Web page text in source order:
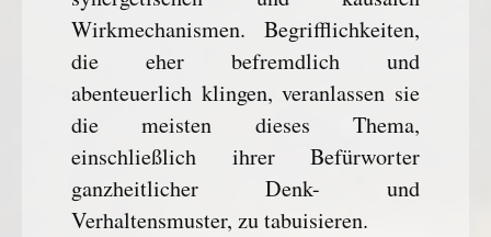
Wirkmechanismen. Begrifflichkeiten,
die eher befremdlich und
abenteuerlich klingen, veranlassen sie
die meisten dieses Thema,
einschließlich ihrer Befürworter
ganzheitlicher Denk- und
Verhaltensmuster, zu tabuisieren.